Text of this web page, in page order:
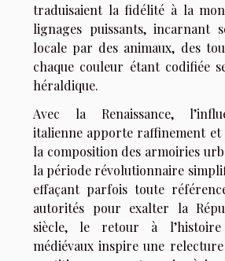
traduisaient la fidélité à la
lignages puissants, incarnant
locale par des animaux, des
chaque couleur étant codifiée
héraldique.
Avec la Renaissance,
italienne apporte raffinement et
la composition des armoiries
la période révolutionnaire
effaçant parfois toute
autorités pour exalter la
siècle, le retour à
médiévaux inspire une